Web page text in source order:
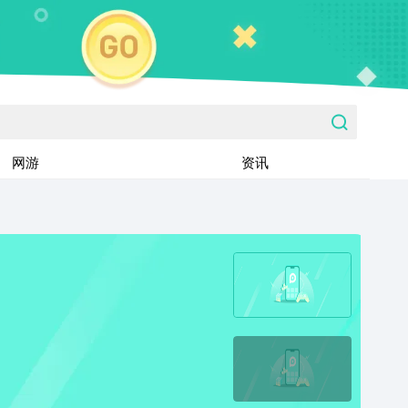
网游 资讯